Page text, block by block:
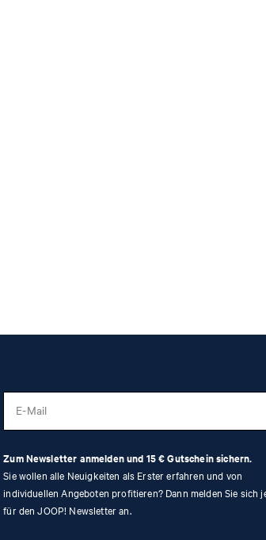
E-Mail
Zum Newsletter anmelden und 15 € Gutschein sichern.
Sie wollen alle Neuigkeiten als Erster erfahren und von
individuellen Angeboten profitieren? Dann melden Sie sich
für den JOOP! Newsletter an.